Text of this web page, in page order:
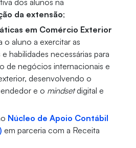
da extensão;
em Comércio Exterior
o aluno a exercitar as
habilidades necessárias para
de negócios internacionais e
desenvolvendo o
e o mindsetdigital e
Núcleo de Apoio Contábil
em parceria com a Receita